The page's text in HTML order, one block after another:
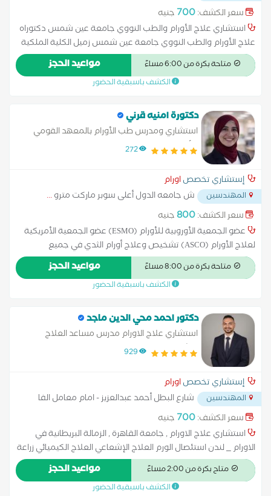
سعر الكشف:700 جنيه
استشاري علاج الأورام والطب النووي جامعة عين شمس دكتوراه
علاج الأورام والطب النووي جامعة عين شمس زميل الكلية الملكية
للعلاج الاشعاعي-انجلترا درجة الدكتوراه في علاج الأورام من جامعة
عين شمس.زمالة الكلية الملكية للعلاج الإشعاعي في
إنجلترا.استشاري علاج الأورام والطب النووي.تقدم خدمات رعاية طبية
النفسي، إدارة الألم، والكشف المبكر
متاحة بكرة من 6:00 مساءً مواعيد الحجز
الكشف باسبقية الحضور
دكتورة امنيه قرني
استشاري ومدرس طب الأورام بالمعهد القومي
للأورام - جامعة القاهرة
272
إستشاري تخصصاورام
المهندسين ش جامعه الدول أعلى سوبر ماركت مترو...
سعر الكشف:800جنيه
عضو الجمعية الأوروبية للأورام (ESMO) عضو الجمعية الأمريكية
لعلاج الأورام (ASCO) تشخيص وعلاج أورام الثدي في جميع
المراحل.علاج أورام النساء (المبيض – بطانة الرحم – عنق
الرحم).العلاج الكيميائي، الهرموني، والمناعي وفق أحدث
البروتوكولات العالمية استئصال الورم العلاج الإشعاعي العلاج
علاج سرطان البروستاتا بالإشعاع
متاحة بكرة من 8:00 مساءً مواعيد الحجز
الكشف باسبقية الحضور
دكتور احمد محي الدين ماجد
استشاري علاج الاورام مدرس مساعد العلاج
الاشعاعي معهد الاورام القومي جامعة القاهرة ,
929
إستشاري تخصصاورام
المهندسين
شارع البطل أحمد عبدالعزيز - امام معامل الفا
سعر الكشف:700 جنيه
استشاري علاج الاورام , جامعة القاهرة , الزمالة البريطانية في
الاورام _ لندن استئصال الورم العلاج الإشعاعي العلاج الكيميائي زراعة
الخلايا الجذعية زراعة النخاع علاج السرطان بالبروتون علاج سرطان
البروستاتا بالإشعاع
متاح بكرة من 2:00 مساءً مواعيد الحجز
الكشف باسبقية الحضور